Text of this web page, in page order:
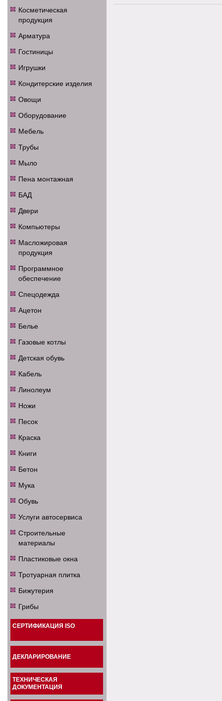
Косметическая
продукция
Арматура
Гостиницы
Игрушки
Кондитерские изделия
Овощи
Оборудование
Мебель
Трубы
Мыло
Пена монтажная
БАД
Двери
Компьютеры
Масложировая
продукция
Программное
обеспечение
Спецодежда
Ацетон
Белье
Газовые котлы
Детская обувь
Кабель
Линолеум
Ножи
Песок
Краска
Книги
Бетон
Мука
Обувь
Услуги автосервиса
Строительные
материалы
Пластиковые окна
Тротуарная плитка
Бижутерия
Грибы
СЕРТИФИКАЦИЯ ISO
ДЕКЛАРИРОВАНИЕ
ТЕХНИЧЕСКАЯ
ДОКУМЕНТАЦИЯ